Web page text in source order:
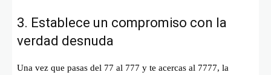
3. Establece un compromiso con la
verdad desnuda
Una vez que pasas del 77 al 777 y te acercas al 7777, la